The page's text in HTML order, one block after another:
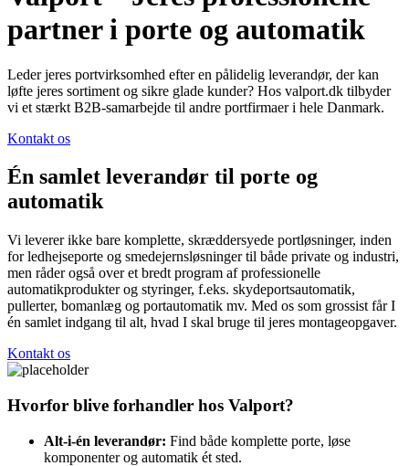
partner i porte og automatik
Leder jeres portvirksomhed efter en pålidelig leverandør, der kan
løfte jeres sortiment og sikre glade kunder? Hos valport.dk tilbyder
vi et stærkt B2B-samarbejde til andre portfirmaer i hele Danmark.
Kontakt os
Én samlet leverandør til porte og
automatik
Vi leverer ikke bare komplette, skræddersyede portløsninger, inden
for ledhejseporte og smedejernsløsninger til både private og industri,
men råder også over et bredt program af professionelle
automatikprodukter og styringer, f.eks. skydeportsautomatik,
pullerter, bomanlæg og portautomatik mv. Med os som grossist får I
én samlet indgang til alt, hvad I skal bruge til jeres montageopgaver.
Kontakt os
Hvorfor blive forhandler hos Valport?
Alt-i-én leverandør: Find både komplette porte, løse
komponenter og automatik ét sted.